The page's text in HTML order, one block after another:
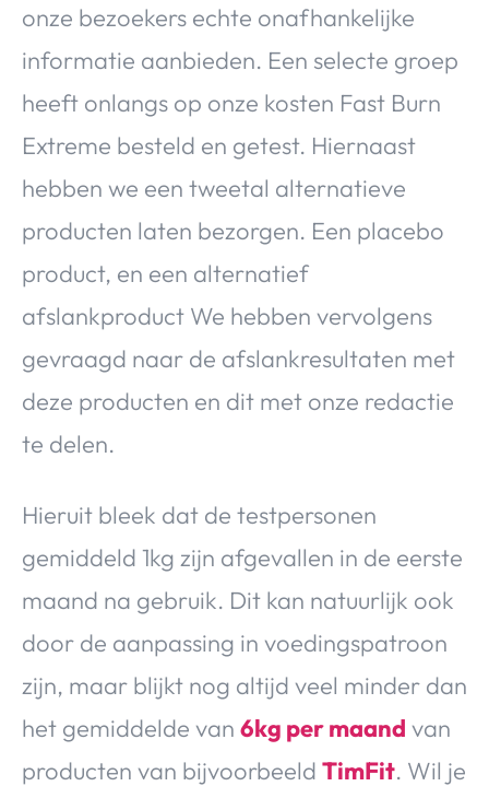
onze bezoekers echte onafhankelijke
informatie aanbieden. Een selecte groep
heeft onlangs op onze kosten Fast Burn
Extreme besteld en getest. Hiernaast
hebben we een tweetal alternatieve
producten laten bezorgen. Een placebo
product, en een alternatief
afslankproduct We hebben vervolgens
gevraagd naar de afslankresultaten met
deze producten en dit met onze redactie
te delen.
Hieruit bleek dat de testpersonen
gemiddeld 1kg zijn afgevallen in de eerste
maand na gebruik. Dit kan natuurlijk ook
door de aanpassing in voedingspatroon
zijn, maar blijkt nog altijd veel minder dan
het gemiddelde van 6kg per maand van
producten van bijvoorbeeld TimFit. Wil je